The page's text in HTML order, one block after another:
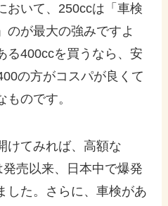
おいて、250ccは「車検
のが最大の強みですよ
る400ccを買うなら、安
の方がコスパが良くて
のです。
けてみれば、高額な
売以来、日本中で爆発
した。さらに、車検があ